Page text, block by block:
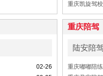
重庆凯旋驾校
02-26
重庆陪驾
陆安陪
重庆嘟嘟陪练